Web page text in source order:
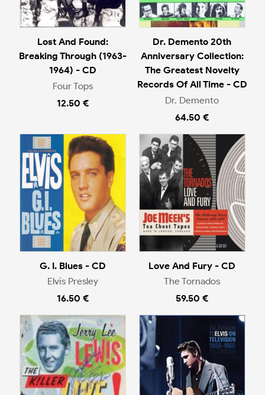
Lost And Found:
Breaking Through (1963-
1964) - CD
Four Tops
12.50 €
Dr. Demento 20th
Anniversary Collection:
The Greatest Novelty
Records Of All Time - CD
Dr. Demento
64.50 €
G. I. Blues - CD
Elvis Presley
16.50 €
Love And Fury - CD
The Tornados
59.50 €